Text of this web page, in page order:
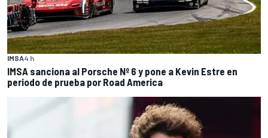
IMSA4 h
IMSA sanciona al Porsche Nº 6 y pone a Kevin Estre en
periodo de prueba por Road America